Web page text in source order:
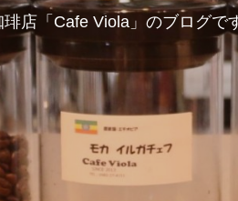
店「Cafe Viola」のブログで